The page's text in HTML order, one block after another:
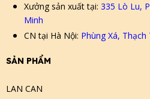
Xưởng sản xuất tại: 335 Lò Lu,
Minh
CN tại Hà Nội: Phùng Xá,
SẢN PHẨM
LAN CAN